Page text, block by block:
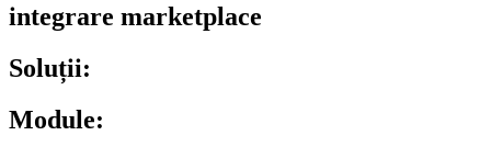
integrare marketplace
Soluții:
Module: